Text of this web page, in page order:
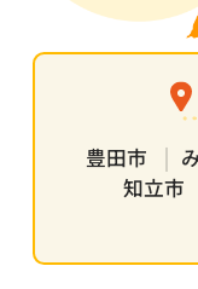
豊田市
知立市